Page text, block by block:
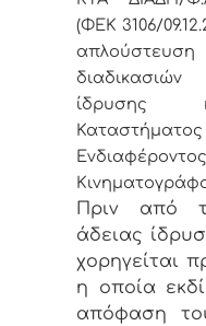
(ΦΕΚ 3106/
ίδρυσης
Πριν από
άδειας
χορηγείται
η οποία
απόφαση